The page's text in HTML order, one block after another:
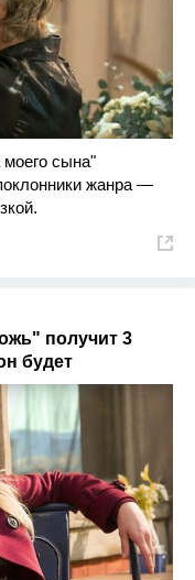
сына"
жанра —
получит 3
будет